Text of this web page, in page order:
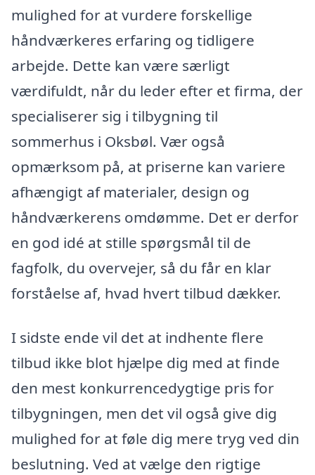
mulighed for at vurdere forskellige
håndværkeres erfaring og tidligere
arbejde. Dette kan være særligt
værdifuldt, når du leder efter et firma, der
specialiserer sig i tilbygning til
sommerhus i Oksbøl. Vær også
opmærksom på, at priserne kan variere
afhængigt af materialer, design og
håndværkerens omdømme. Det er derfor
en god idé at stille spørgsmål til de
fagfolk, du overvejer, så du får en klar
forståelse af, hvad hvert tilbud dækker.
I sidste ende vil det at indhente flere
tilbud ikke blot hjælpe dig med at finde
den mest konkurrencedygtige pris for
tilbygningen, men det vil også give dig
mulighed for at føle dig mere tryg ved din
beslutning. Ved at vælge den rigtige